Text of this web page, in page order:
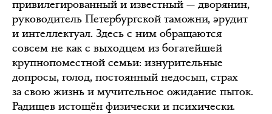
привилегированный и известный — дворянин,
руководитель Петербургской таможни, эрудит
и интеллектуал. Здесь с ним обращаются
совсем не как с выходцем из богатейшей
крупнопоместной семьи: изнурительные
допросы, голод, постоянный недосып, страх
за свою жизнь и мучительное ожидание пыток.
Радищев истощён физически и психически.